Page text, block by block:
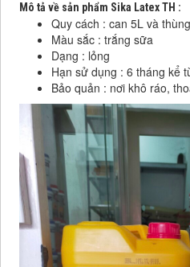
Mô tả về sản phẩm Sika Latex TH :
Quy cách : can 5L và
Màu sắc : trắng sữa
Dạng : lỏng
Hạn sử dụng : 6 tháng kể
Bảo quản : nơi khô ráo,